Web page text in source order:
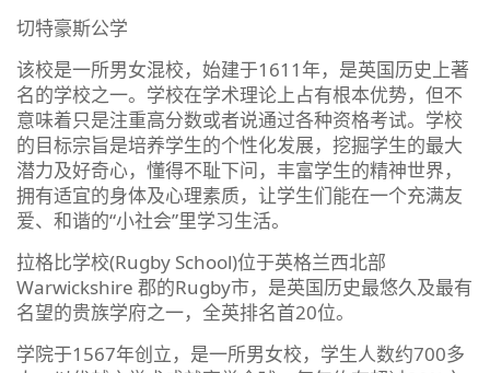
切特豪斯公学
该校是一所男女混校，始建于1611年，是英国历史上著
名的学校之一。学校在学术理论上占有根本优势，但不
意味着只是注重高分数或者说通过各种资格考试。学校
的目标宗旨是培养学生的个性化发展，挖掘学生的最大
潜力及好奇心，懂得不耻下问，丰富学生的精神世界，
拥有适宜的身体及心理素质，让学生们能在一个充满友
爱、和谐的“小社会”里学习生活。
拉格比学校(Rugby School)位于英格兰西北部
Warwickshire 郡的Rugby市，是英国历史最悠久及最有
名望的贵族学府之一，全英排名首20位。
学院于1567年创立，是一所男女校，学生人数约700多